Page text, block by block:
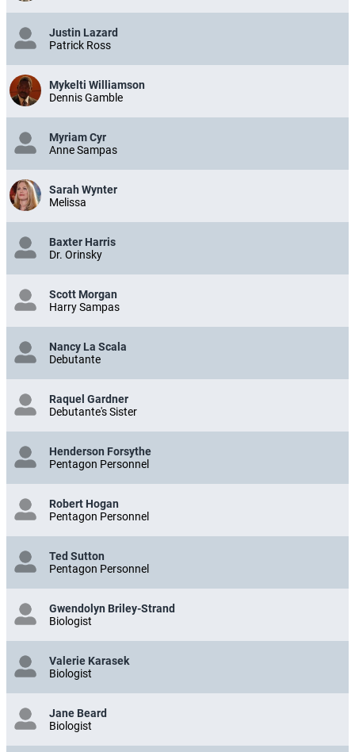
Justin Lazard
Patrick Ross
Mykelti Williamson
Dennis Gamble
Myriam Cyr
Anne Sampas
Sarah Wynter
Melissa
Baxter Harris
Dr. Orinsky
Scott Morgan
Harry Sampas
Nancy La Scala
Debutante
Raquel Gardner
Debutante's Sister
Henderson Forsythe
Pentagon Personnel
Robert Hogan
Pentagon Personnel
Ted Sutton
Pentagon Personnel
Gwendolyn Briley-Strand
Biologist
Valerie Karasek
Biologist
Jane Beard
Biologist